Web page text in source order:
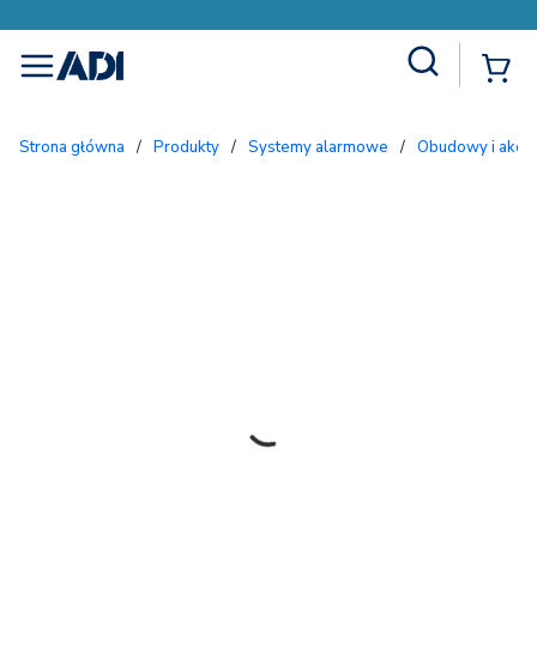
menu
Strona główna / Produkty / Systemy alarmowe / Obudowy i